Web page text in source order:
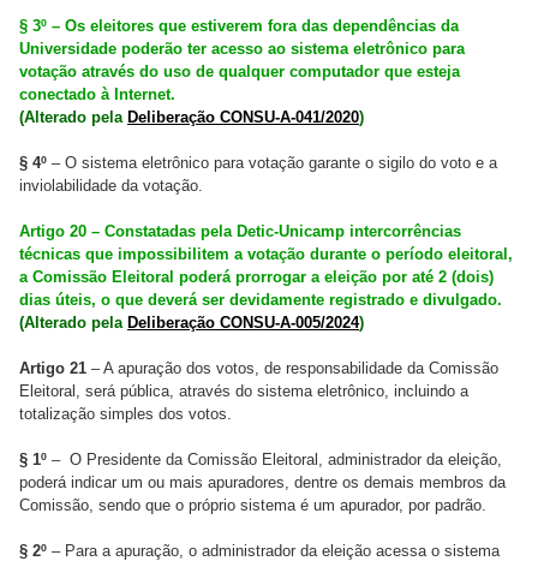
§ 3º – Os eleitores que estiverem fora das dependências da
Universidade poderão ter acesso ao sistema eletrônico para
votação através do uso de qualquer computador que esteja
conectado à Internet.
(Alterado pela Deliberação CONSU-A-041/2020)
§ 4º – O sistema eletrônico para votação garante o sigilo do voto e a
inviolabilidade da votação.
Artigo 20 – Constatadas pela Detic-Unicamp intercorrências
técnicas que impossibilitem a votação durante o período eleitoral,
a Comissão Eleitoral poderá prorrogar a eleição por até 2 (dois)
dias úteis, o que deverá ser devidamente registrado e divulgado.
(Alterado pela Deliberação CONSU-A-005/2024)
Artigo 21 – A apuração dos votos, de responsabilidade da Comissão
Eleitoral, será pública, através do sistema eletrônico, incluindo a
totalização simples dos votos.
§ 1º – O Presidente da Comissão Eleitoral, administrador da eleição,
poderá indicar um ou mais apuradores, dentre os demais membros da
Comissão, sendo que o próprio sistema é um apurador, por padrão.
§ 2º – Para a apuração, o administrador da eleição acessa o sistema